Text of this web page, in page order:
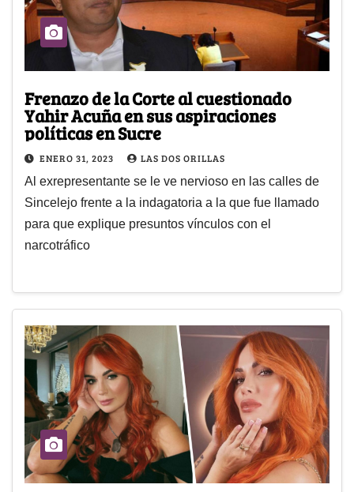
Frenazo de la Corte al cuestionado
Yahir Acuña en sus aspiraciones
políticas en Sucre
ENERO 31, 2023 LAS DOS ORILLAS
Al exrepresentante se le ve nervioso en las calles de
Sincelejo frente a la indagatoria a la que fue llamado
para que explique presuntos vínculos con el
narcotráfico